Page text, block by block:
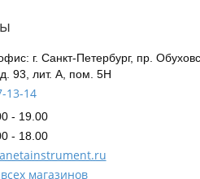
г. Санкт-Петербург, пр.
93, лит. А, пом. 5Н
13-14
- 19.00
- 18.00
магазинов